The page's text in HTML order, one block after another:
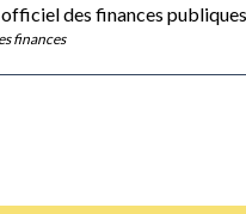
des finances
finances